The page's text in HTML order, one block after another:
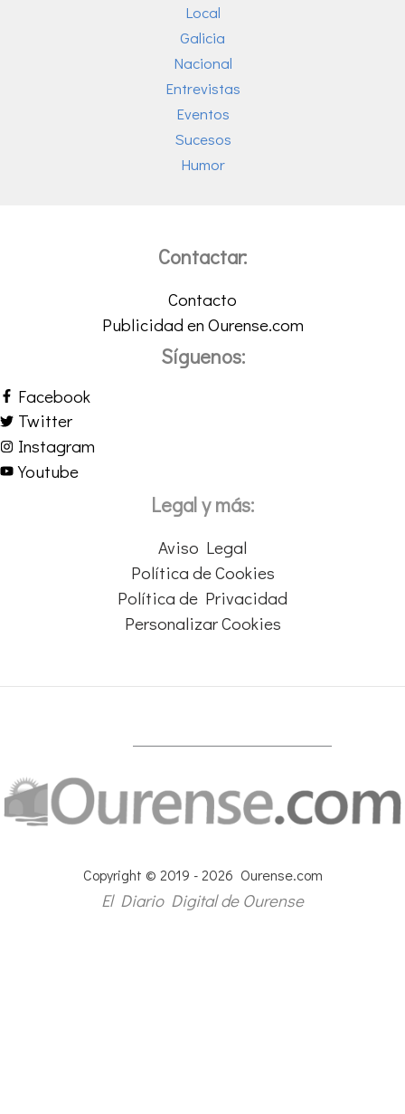
Local
Galicia
Nacional
Entrevistas
Eventos
Sucesos
Humor
Contactar:
Contacto
Publicidad en Ourense.com
Síguenos:
Facebook
Twitter
Instagram
Youtube
Legal y más:
Aviso Legal
Política de Cookies
Política de Privacidad
Personalizar Cookies
Copyright © 2019 - 2026 Ourense.com
El Diario Digital de Ourense